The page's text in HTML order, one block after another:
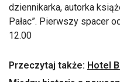
dziennikarka, autorka
Pałac”. Pierwszy spacer
12.00
Przeczytaj także: Hotel